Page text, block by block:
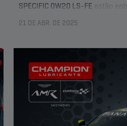
SPECIFIC 0W20 LS-FE estão
certificados sob a nova norma
SP como a principal
Com a introdução da nova
Champion está na vanguarda
óleos de motor premium:
OEM SPECIFIC 0W20 LS-FE.
21 DE ABR. DE 2025